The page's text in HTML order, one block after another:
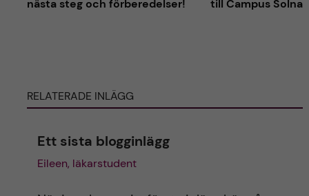
e
t
n
e
t
nästa steg och förberedelser! till Campus Solna
RELATERADE INLÄGG
Ett sista blogginlägg
Eileen, läkarstudent